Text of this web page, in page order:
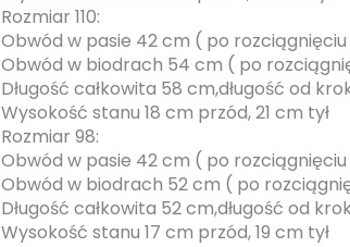
Rozmiar 110:
Obwód w pasie 42 cm ( po
Obwód w biodrach 54 cm ( po
Długość całkowita 58 cm,długość od
Wysokość stanu 18 cm przód, 21 cm tył
Rozmiar 98:
Obwód w pasie 42 cm ( po
Obwód w biodrach 52 cm ( po
Długość całkowita 52 cm,długość od
Wysokość stanu 17 cm przód, 19 cm tył